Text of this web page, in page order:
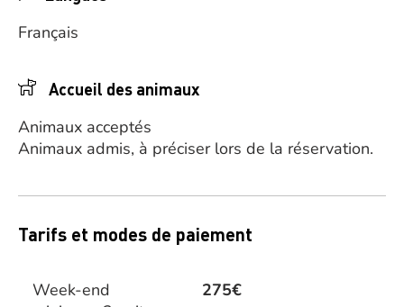
Français
Accueil des animaux
Animaux acceptés
Animaux admis, à préciser lors de la réservation.
Tarifs et modes de paiement
Week-end
275€